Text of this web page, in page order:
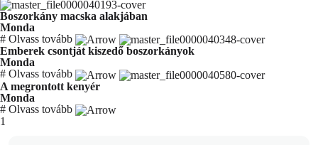
Boszorkány macska alakjában
Monda
# Olvass tovább
Emberek csontját kiszedő boszorkányok
Monda
# Olvass tovább
A megrontott kenyér
Monda
# Olvass tovább
You're currently reading page
1